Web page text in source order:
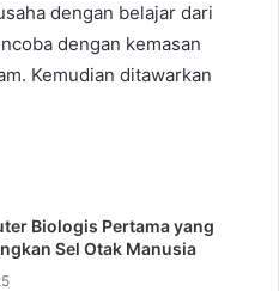
dengan belajar dari
dengan kemasan
Kemudian ditawarkan
Biologis Pertama yang
Sel Otak Manusia